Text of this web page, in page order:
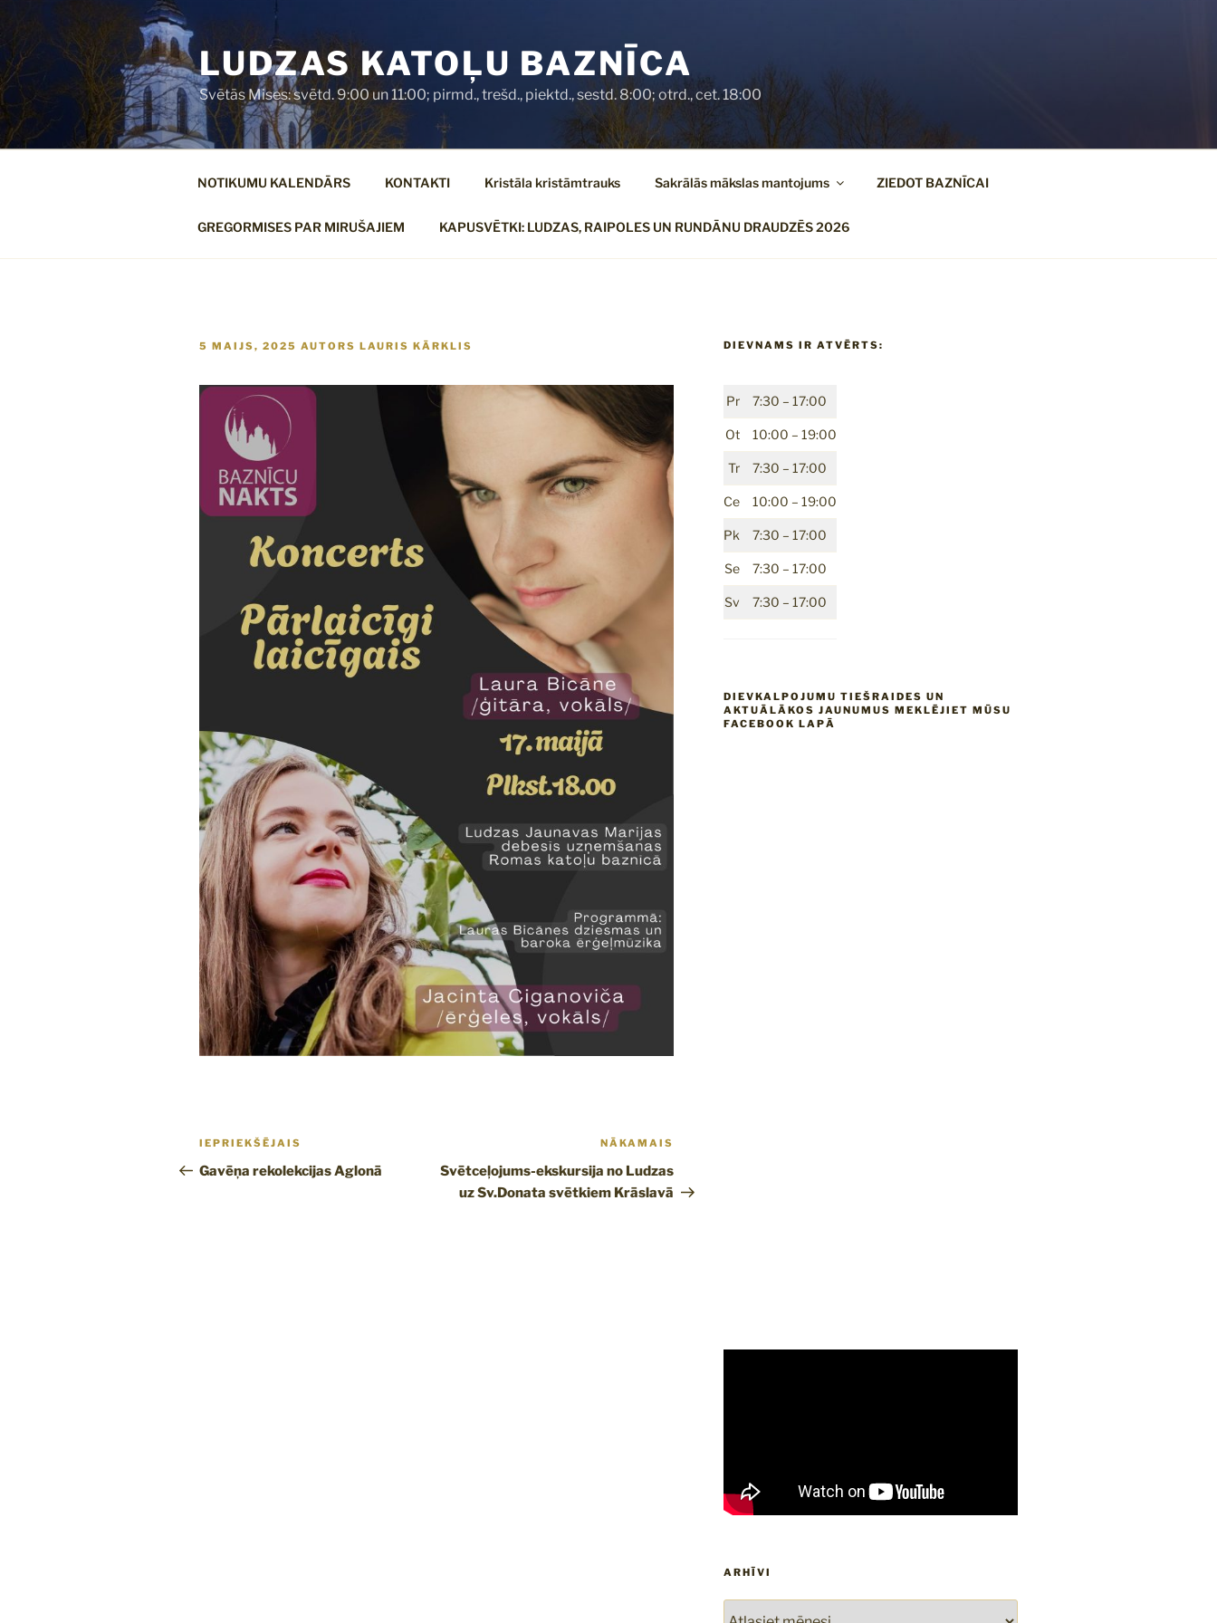
uz
saturu
LUDZAS KATOĻU BAZNĪCA
Svētās Mises: svētd. 9:00 un 11:00; pirmd., trešd., piektd., sestd. 8:00; otrd., cet. 18:00
NOTIKUMU KALENDĀRS KONTAKTI Kristāla kristāmtrauks Sakrālās mākslas mantojums ZIEDOT BAZNĪCAI
GREGORMISES PAR MIRUŠAJIEM KAPUSVĒTKI: LUDZAS, RAIPOLES UN RUNDĀNU DRAUDZĒS 2026
PUBLICĒTS
5 MAIJS, 2025 AUTORS LAURIS KĀRKLIS
Ziņu
izvēlne
Iepriekšējā
ziņa:
IEPRIEKŠĒJAIS
Gavēņa rekolekcijas Aglonā
ziņa
NĀKAMAIS
Svētceļojums-ekskursija no Ludzas
uz Sv.Donata svētkiem Krāslavā
DIEVNAMS IR ATVĒRTS:
Pr 7:30 – 17:00
Ot 10:00 – 19:00
Tr 7:30 – 17:00
Ce 10:00 – 19:00
Pk 7:30 – 17:00
Se 7:30 – 17:00
Sv 7:30 – 17:00
DIEVKALPOJUMU TIEŠRAIDES UN
AKTUĀLĀKOS JAUNUMUS MEKLĒJIET MŪSU
FACEBOOK LAPĀ
ARHĪVI